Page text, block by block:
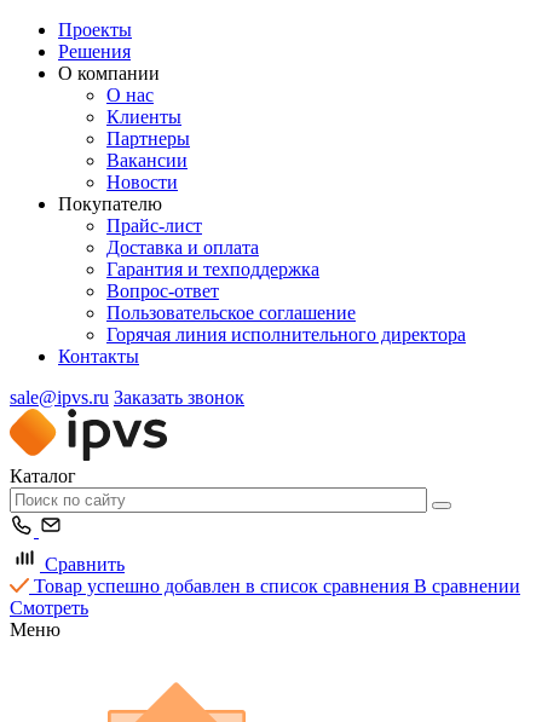
Проекты
Решения
О компании
О нас
Клиенты
Партнеры
Вакансии
Новости
Покупателю
Прайс-лист
Доставка и оплата
Гарантия и техподдержка
Вопрос-ответ
Пользовательское соглашение
Горячая линия исполнительного директора
Контакты
sale@ipvs.ru Заказать звонок
Каталог
Сравнить
Товар успешно добавлен в список сравнения В сравнении
Смотреть
Меню